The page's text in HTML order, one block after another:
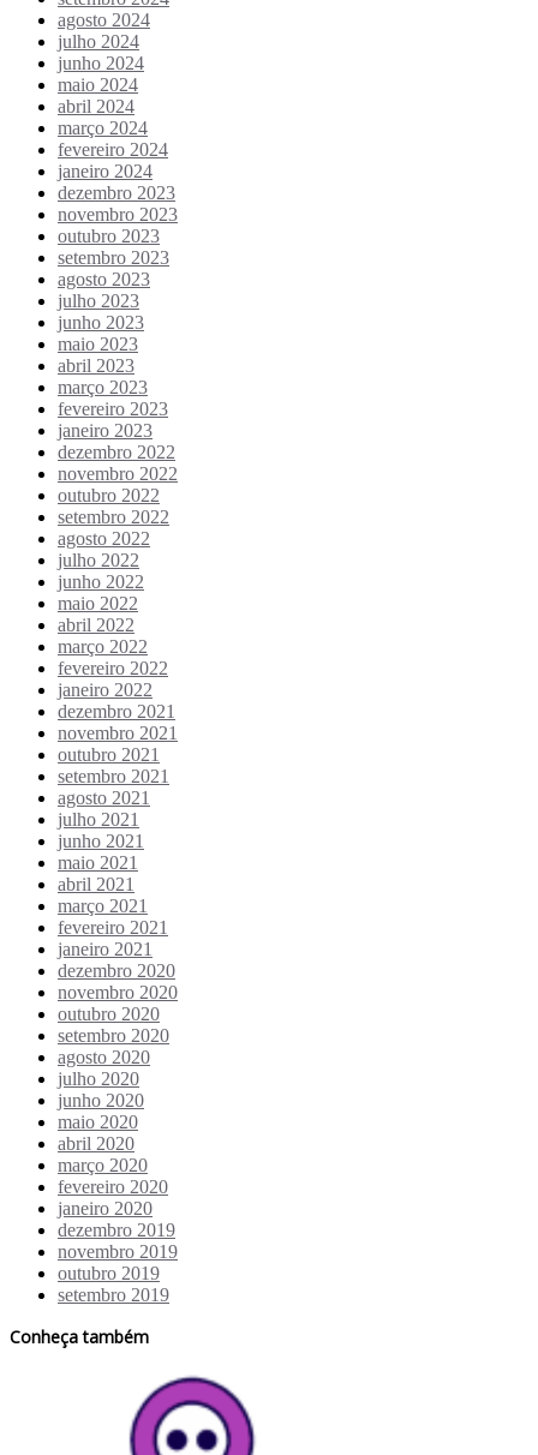
agosto 2024
julho 2024
junho 2024
maio 2024
abril 2024
março 2024
fevereiro 2024
janeiro 2024
dezembro 2023
novembro 2023
outubro 2023
setembro 2023
agosto 2023
julho 2023
junho 2023
maio 2023
abril 2023
março 2023
fevereiro 2023
janeiro 2023
dezembro 2022
novembro 2022
outubro 2022
setembro 2022
agosto 2022
julho 2022
junho 2022
maio 2022
abril 2022
março 2022
fevereiro 2022
janeiro 2022
dezembro 2021
novembro 2021
outubro 2021
setembro 2021
agosto 2021
julho 2021
junho 2021
maio 2021
abril 2021
março 2021
fevereiro 2021
janeiro 2021
dezembro 2020
novembro 2020
outubro 2020
setembro 2020
agosto 2020
julho 2020
junho 2020
maio 2020
abril 2020
março 2020
fevereiro 2020
janeiro 2020
dezembro 2019
novembro 2019
outubro 2019
setembro 2019
Conheça também